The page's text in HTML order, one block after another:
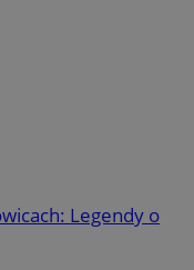
Legendy o